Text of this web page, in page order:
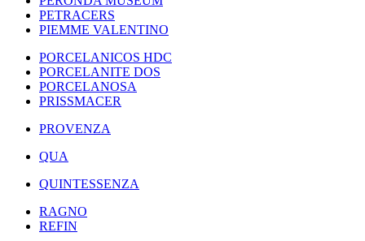
PETRACERS
PIEMME VALENTINO
PORCELANICOS HDC
PORCELANITE DOS
PORCELANOSA
PRISSMACER
PROVENZA
QUA
QUINTESSENZA
RAGNO
REFIN